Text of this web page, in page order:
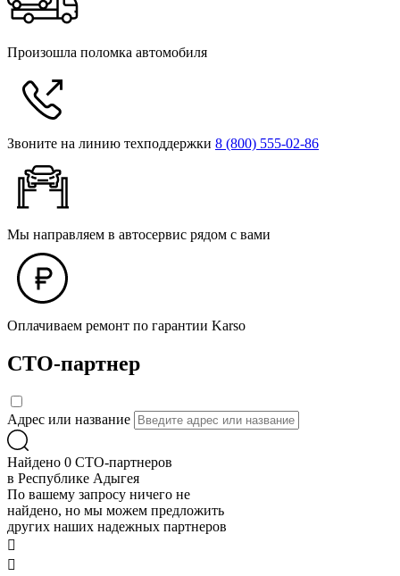
Произошла поломка автомобиля
Звоните на линию техподдержки 8 (800) 555‑02‑86
Мы направляем в автосервис рядом с вами
Оплачиваем ремонт по гарантии Karso
СТО-партнер
Адрес или название
Найдено 0 СТО-партнеров
в Республике Адыгея
По вашему запросу ничего не
найдено, но мы можем предложить
других наших надежных партнеров

